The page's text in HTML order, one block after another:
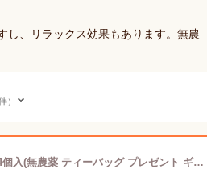
し、リラックス効果もあります。無農
）
★送料込み★【国産・ノンカフェイン】なつめのお茶 3g×24個入(無農薬 ティーバッグ プレゼント ギフト ナツメ茶 温活 ハーブティー リラックス 美容 美活)